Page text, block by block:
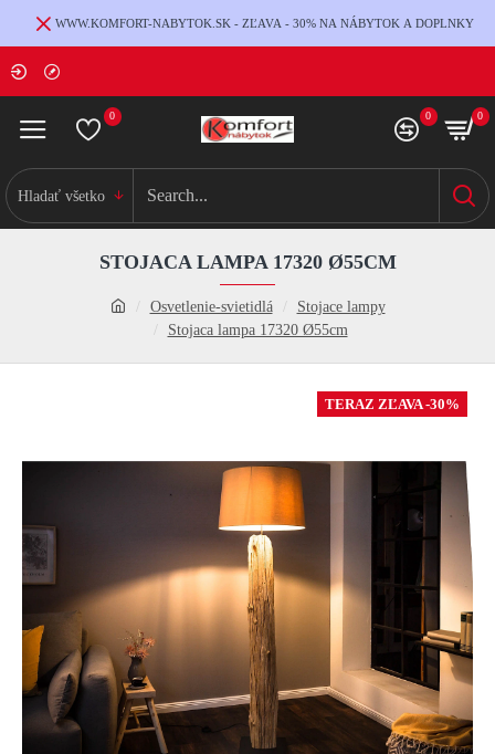
WWW.KOMFORT-NABYTOK.SK - ZĽAVA - 30% NA NÁBYTOK A DOPLNKY
0 0 0
Hladať všetko
Osvetlenie-svietidlá
Stojace lampy
Stojaca lampa 17320 Ø55cm
STOJACA LAMPA 17320 Ø55CM
TERAZ ZĽAVA -30%